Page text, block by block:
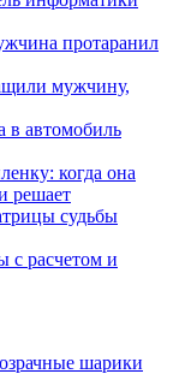
протаранил
мужчину,
в автомобиль
когда она
решает
судьбы
с расчетом и
шарики